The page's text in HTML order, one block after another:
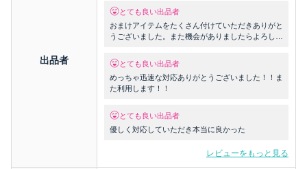
出品者
とても良い出品者
おまけアイテムをたくさん付けていただきありがと
うございました。また機会がありましたらよろしく
とても良い出品者
めっちゃ迅速な対応ありがとうございました！！ま
た利用します！！
とても良い出品者
優しく対応していただき本当に良かった
レビューをもっと見る